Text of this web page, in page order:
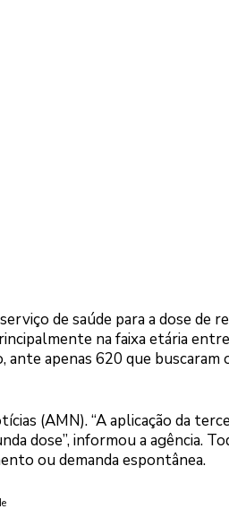
de saúde para a dose de
na faixa etária
ante apenas 620 que buscaram
(AMN). “A aplicação da
dose”, informou a agência.
ou demanda espontânea.